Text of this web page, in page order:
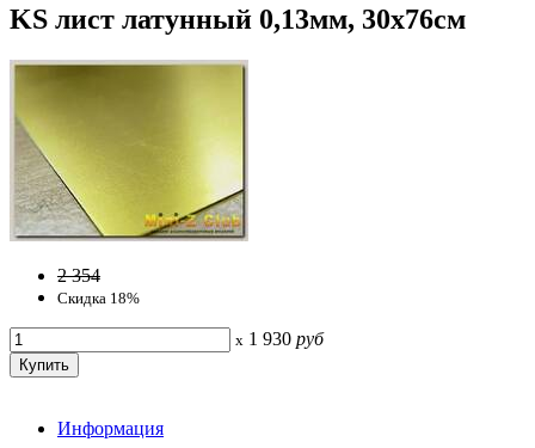
KS лист латунный 0,13мм, 30х76см
2 354
Скидка 18%
x 1 930 руб
Информация